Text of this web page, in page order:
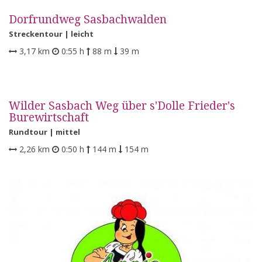
Dorfrundweg Sasbachwalden
Streckentour | leicht
3,17 km 0:55 h 88 m 39 m
Wilder Sasbach Weg über s'Dolle Frieder's
Burewirtschaft
Rundtour | mittel
2,26 km 0:50 h 144 m 154 m